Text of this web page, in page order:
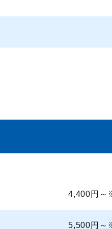
4,400円～
5,500円～